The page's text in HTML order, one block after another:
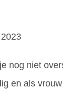
nog niet
en als